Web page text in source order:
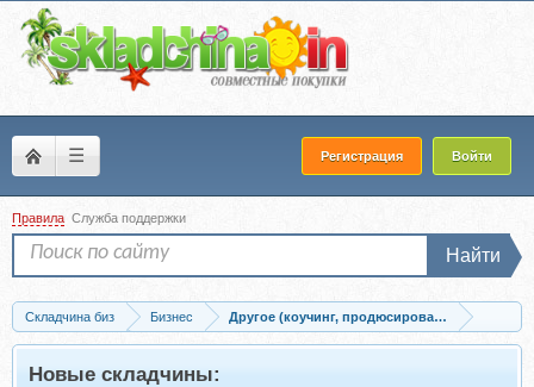
☰ Регистрация Войти
Правила Служба поддержки
Найти
Складчина биз Бизнес
Другое (коучинг, продюсирование, сетевой
Скачать Отдел продаж по захвату рынка (Михаил Гребенюк)
Новые складчины: